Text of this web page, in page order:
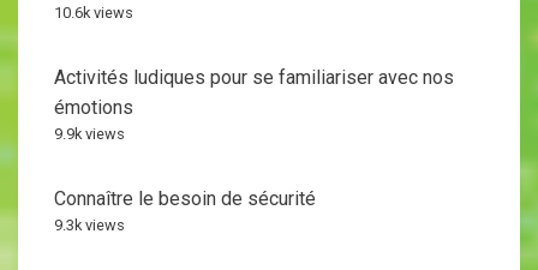
10.6k views
Activités ludiques pour se familiariser avec nos
émotions
9.9k views
Connaître le besoin de sécurité
9.3k views